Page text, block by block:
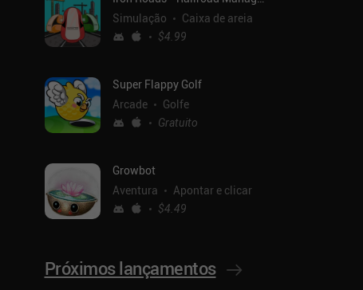
Simulação
Caixa de areia
$4.99
Super Flappy Golf
Arcade
Golfe
Gratuito
Growbot
Aventura
Apontar e clicar
$4.49
Próximos lançamentos